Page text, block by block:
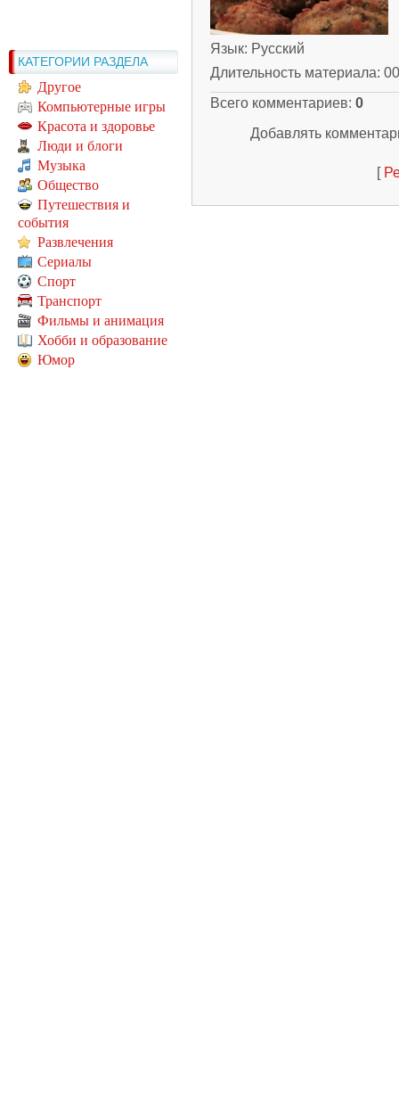
КАТЕГОРИИ РАЗДЕЛА
Другое
Компьютерные игры
Красота и здоровье
Люди и блоги
Музыка
Общество
Путешествия и
события
Развлечения
Сериалы
Спорт
Транспорт
Фильмы и анимация
Хобби и образование
Юмор
Язык: Русский
Длительность материала:
Всего комментариев: 0
Добавлять
[